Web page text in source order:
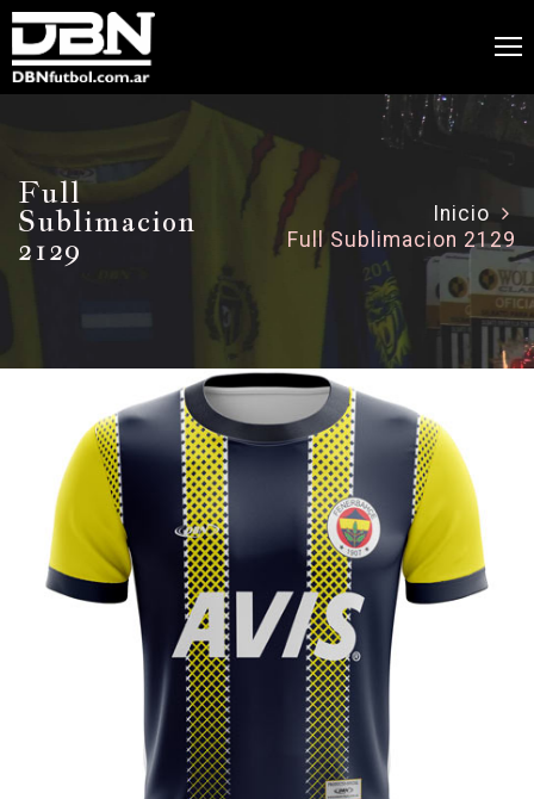
Full
Sublimacion
2129
Inicio
Full Sublimacion 2129